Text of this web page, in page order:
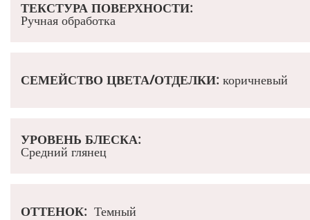
ТЕКСТУРА ПОВЕРХНОСТИ:
Ручная обработка
СЕМЕЙСТВО ЦВЕТА/ОТДЕЛКИ: коричневый
УРОВЕНЬ БЛЕСКА:
Средний глянец
ОТТЕНОК: Темный